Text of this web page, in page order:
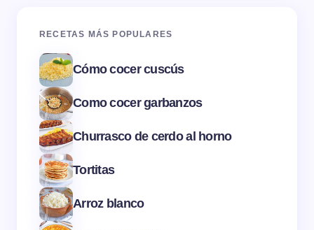
RECETAS MÁS POPULARES
Cómo cocer cuscús
Como cocer garbanzos
Churrasco de cerdo al horno
Tortitas
Arroz blanco